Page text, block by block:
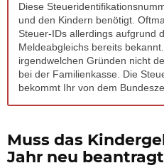
Diese
und den Kindern benötigt.
Steuer-IDs allerdings aufgrund
Meldeabgleichs bereits
irgendwelchen Gründen nicht
bei der Familienkasse. Die
bekommt Ihr von dem
Muss das
Jahr neu